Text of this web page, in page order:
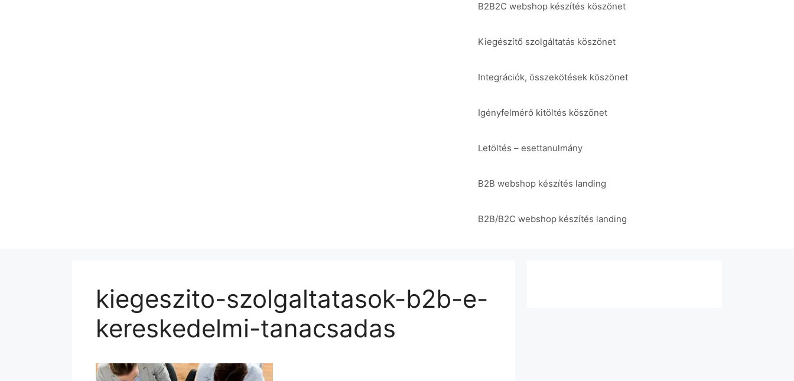
B2B2C webshop készítés köszönet
Kiegészítő szolgáltatás köszönet
Integrációk, összekötések köszönet
Igényfelmérő kitöltés köszönet
Letöltés – esettanulmány
B2B webshop készítés landing
B2B/B2C webshop készítés landing
kiegeszito-szolgaltatasok-b2b-e-
kereskedelmi-tanacsadas